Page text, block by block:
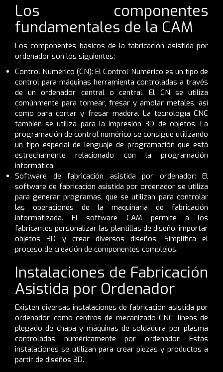
Los componentes
fundamentales de la CAM
Los componentes básicos de la fabricación asistida por
ordenador son los siguientes:
Control Numérico (CN): El Control Numérico es un tipo de
control para máquinas herramienta controladas a través
de un ordenador central o central. El CN se utiliza
comúnmente para tornear, fresar y amolar metales, así
como para cortar y fresar madera. La tecnología CNC
también se utiliza para la impresión 3D de objetos. La
programación de control numérico se consigue utilizando
un tipo especial de lenguaje de programación que está
estrechamente relacionado con la programación
informática.
Software de fabricación asistida por ordenador: El
software de fabricación asistida por ordenador se utiliza
para generar programas, que se utilizan para controlar
las operaciones de la maquinaria de fabricación
informatizada. El software CAM permite a los
fabricantes personalizar las plantillas de diseño, importar
objetos 3D y crear diversos diseños. Simplifica el
proceso de creación de componentes complejos.
Instalaciones de Fabricación
Asistida por Ordenador
Existen diversas instalaciones de fabricación asistida por
ordenador, como centros de mecanizado CNC, líneas de
plegado de chapa y máquinas de soldadura por plasma
controladas numéricamente por ordenador. Estas
instalaciones se utilizan para crear piezas y productos a
partir de diseños 3D.